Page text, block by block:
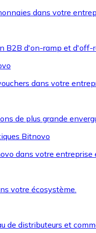
dans votre
B2B d'on-ramp et
dans votre
de plus grande
Bitnovo
dans votre
votre écosystème.
de distributeurs et